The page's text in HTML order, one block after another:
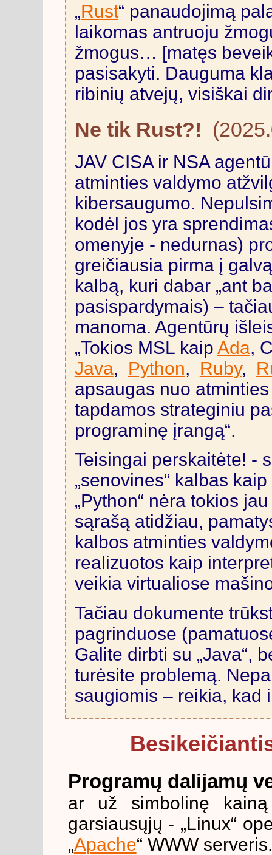
„Rust“ panaudojimą
laikomas antruoju
žmogus… [matęs
pasisakyti. Dauguma
ribinių atvejų, visiškai
Ne tik Rust?!
JAV CISA ir NSA
atminties valdymo
kibersaugumo.
kodėl jos yra
omenyje - nedurnas)
greičiausia pirma į
kalbą, kuri dabar „ant
pasispardymais) –
manoma. Agentūrų
„Tokios MSL kaip Ada,
Java, Python, Ruby,
apsaugas nuo
tapdamos strateginiu
programinę įrangą“.
Teisingai perskaitėte! -
„senovines“ kalbas kaip
„Python“ nėra tokios
sąrašą atidžiau,
kalbos atminties
realizuotos kaip
veikia virtualiose
Tačiau dokumente
pagrinduose
Galite dirbti su „Java“,
turėsite problemą.
saugiomis – reikia, kad
Programų dalijamų
ar už simbolinę
garsiausųjų - „Linux“
„Apache“ WWW serveris.